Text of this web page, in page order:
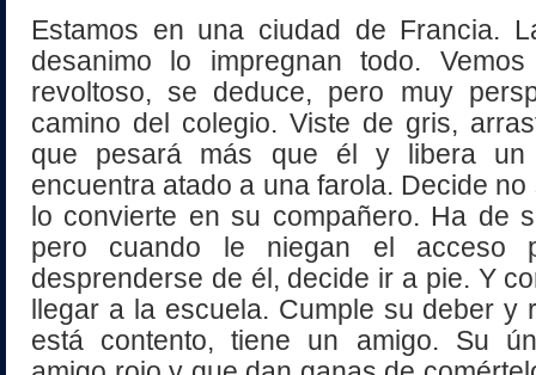
Estamos en una ciudad de Francia.
desanimo lo impregnan todo.
revoltoso, se deduce, pero muy
camino del colegio. Viste de gris,
que pesará más que él y libera
encuentra atado a una farola. Decide
lo convierte en su compañero. Ha de
pero cuando le niegan el acceso
desprenderse de él, decide ir a pie. Y
llegar a la escuela. Cumple su deber y
está contento, tiene un amigo. Su